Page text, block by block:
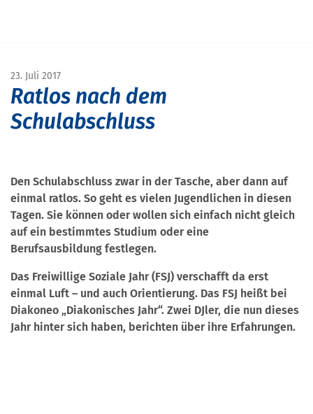
23. Juli 2017
Ratlos nach dem
Schulabschluss
Den Schulabschluss zwar in der Tasche, aber dann auf
einmal ratlos. So geht es vielen Jugendlichen in diesen
Tagen. Sie können oder wollen sich einfach nicht gleich
auf ein bestimmtes Studium oder eine
Berufsausbildung festlegen.
Das Freiwillige Soziale Jahr (FSJ) verschafft da erst
einmal Luft – und auch Orientierung. Das FSJ heißt bei
Diakoneo „Diakonisches Jahr“. Zwei DJler, die nun dieses
Jahr hinter sich haben, berichten über ihre Erfahrungen.